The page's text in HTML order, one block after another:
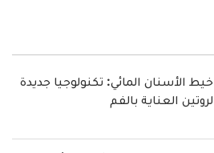
خيط الأسنان المائي: تكنولوجيا جديدة
لروتين العناية بالفم